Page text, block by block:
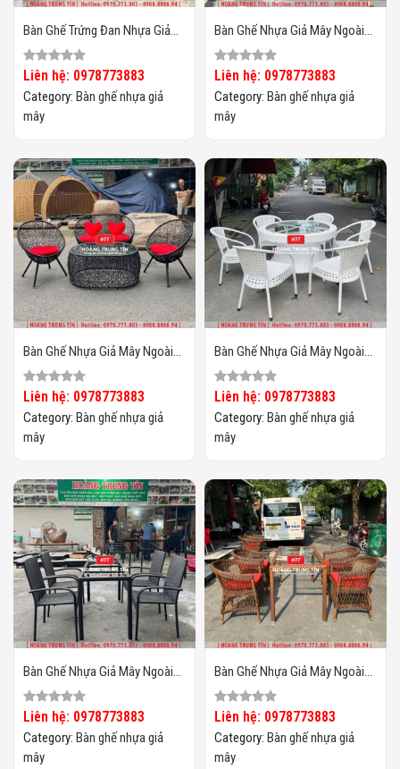
Bàn Ghế Trứng Đan Nhựa Giả
Mây HTT25
Liên hệ: 0978773883
Category: Bàn ghế nhựa giả
mây
Bàn Ghế Nhựa Giả Mây Ngoài
Trời HTT134
Liên hệ: 0978773883
Category: Bàn ghế nhựa giả
mây
Bàn Ghế Nhựa Giả Mây Ngoài
Trời HTT133
Liên hệ: 0978773883
Category: Bàn ghế nhựa giả
mây
Bàn Ghế Nhựa Giả Mây Ngoài
Trời HTT132
Liên hệ: 0978773883
Category: Bàn ghế nhựa giả
mây
Bàn Ghế Nhựa Giả Mây Ngoài
Trời HTT131
Liên hệ: 0978773883
Category: Bàn ghế nhựa giả
mây
Bàn Ghế Nhựa Giả Mây Ngoài
Trời HTT130
Liên hệ: 0978773883
Category: Bàn ghế nhựa giả
mây